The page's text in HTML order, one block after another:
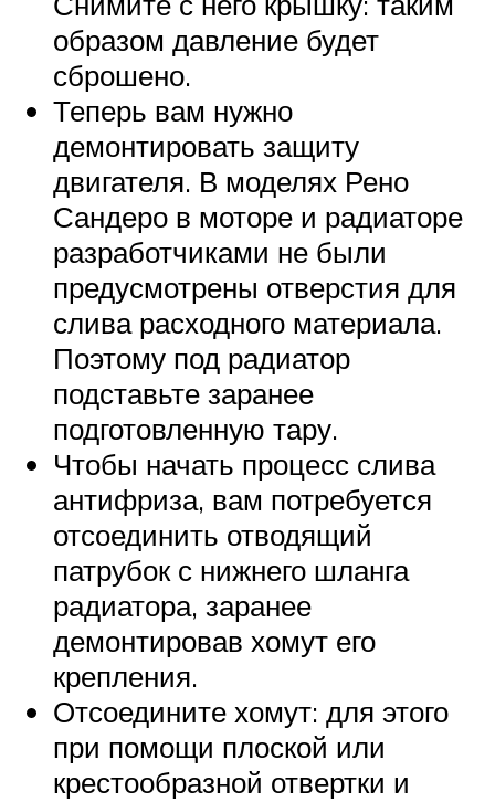
образом давление будет
сброшено.
Теперь вам нужно
демонтировать защиту
двигателя. В моделях Рено
Сандеро в моторе и радиаторе
разработчиками не были
предусмотрены отверстия для
слива расходного материала.
Поэтому под радиатор
подставьте заранее
подготовленную тару.
Чтобы начать процесс слива
антифриза, вам потребуется
отсоединить отводящий
патрубок с нижнего шланга
радиатора, заранее
демонтировав хомут его
крепления.
Отсоедините хомут: для этого
при помощи плоской или
крестообразной отвертки и